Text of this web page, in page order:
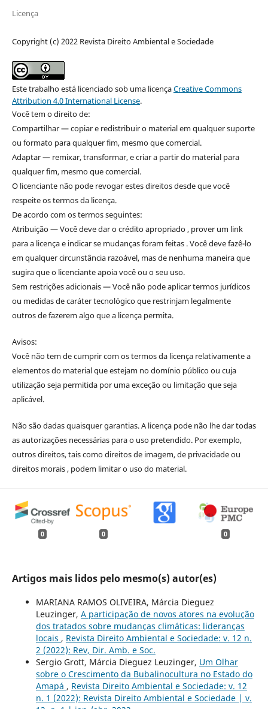
Licença
Copyright (c) 2022 Revista Direito Ambiental e Sociedade
Este trabalho está licenciado sob uma licençaCreative Commons
Attribution 4.0 International License.
Você tem o direito de:
Compartilhar — copiar e redistribuir o material em qualquer suporte
ou formato para qualquer fim, mesmo que comercial.
Adaptar — remixar, transformar, e criar a partir do material para
qualquer fim, mesmo que comercial.
O licenciante não pode revogar estes direitos desde que você
respeite os termos da licença.
De acordo com os termos seguintes:
Atribuição — Você deve dar o crédito apropriado , prover um link
para a licença e indicar se mudanças foram feitas . Você deve fazê-lo
em qualquer circunstância razoável, mas de nenhuma maneira que
sugira que o licenciante apoia você ou o seu uso.
Sem restrições adicionais — Você não pode aplicar termos jurídicos
ou medidas de caráter tecnológico que restrinjam legalmente
outros de fazerem algo que a licença permita.
Avisos:
Você não tem de cumprir com os termos da licença relativamente a
elementos do material que estejam no domínio público ou cuja
utilização seja permitida por uma exceção ou limitação que seja
aplicável.
Não são dadas quaisquer garantias. A licença pode não lhe dar todas
as autorizações necessárias para o uso pretendido. Por exemplo,
outros direitos, tais como direitos de imagem, de privacidade ou
direitos morais , podem limitar o uso do material.
0 0 0
Artigos mais lidos pelo mesmo(s) autor(es)
MARIANA RAMOS OLIVEIRA, Márcia Dieguez
Leuzinger, A participação de novos atores na evolução
dos tratados sobre mudanças climáticas: lideranças
locais , Revista Direito Ambiental e Sociedade: v. 12 n.
2 (2022): Rev, Dir. Amb. e Soc.
Sergio Grott, Márcia Dieguez Leuzinger, Um Olhar
sobre o Crescimento da Bubalinocultura no Estado do
Amapá , Revista Direito Ambiental e Sociedade: v. 12
n. 1 (2022): Revista Direito Ambiental e Sociedade | v.